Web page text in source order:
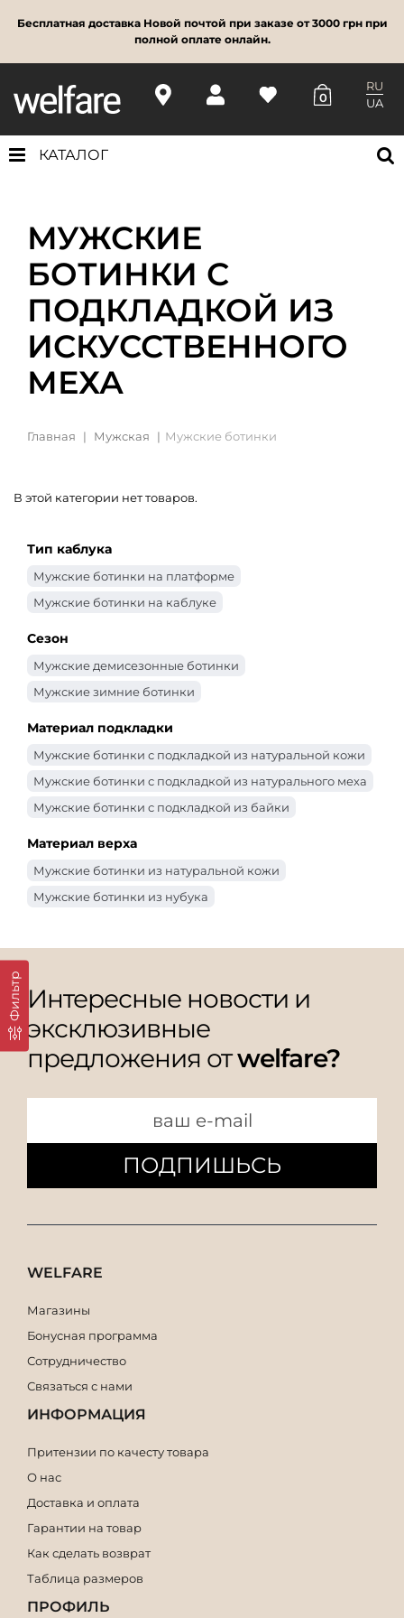
Бесплатная доставка Новой почтой при заказе от 3000 грн при
полной оплате онлайн.
0
RU
UA
КАТАЛОГ
МУЖСКИЕ
БОТИНКИ С
ПОДКЛАДКОЙ ИЗ
ИСКУССТВЕННОГО
МЕХА
Главная Мужская Мужские ботинки
Фильтр
В этой категории нет товаров.
Тип каблука
Мужские ботинки на платформе
Мужские ботинки на каблуке
Сезон
Мужские демисезонные ботинки
Мужские зимние ботинки
Материал подкладки
Мужские ботинки с подкладкой из натуральной кожи
Мужские ботинки с подкладкой из натурального меха
Мужские ботинки с подкладкой из байки
Материал верха
Мужские ботинки из натуральной кожи
Мужские ботинки из нубука
Интересные новости и
эксклюзивные
предложения отwelfare?
ПОДПИШЬСЬ
WELFARE
Магазины
Бонусная программа
Сотрудничество
Связаться с нами
ИНФОРМАЦИЯ
Притензии по качесту товара
О нас
Доставка и оплата
Гарантии на товар
Как сделать возврат
Таблица размеров
ПРОФИЛЬ